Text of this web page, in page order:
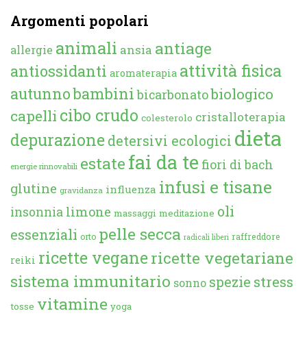
Argomenti popolari
allergie animali ansia antiage
antiossidanti aromaterapia attività fisica
autunnobambini bicarbonatobiologico
capelli cibo crudo colesterolo cristalloterapia
depurazione detersivi ecologici dieta
energie rinnovabili estate fai da te fiori di bach
glutine gravidanza influenza infusi e tisane
insonnia limone massaggi meditazione oli
essenziali orto pelle secca radicali liberi raffreddore
reiki ricette veganericette vegetariane
sistema immunitario sonno spezie stress
tosse vitamine yoga